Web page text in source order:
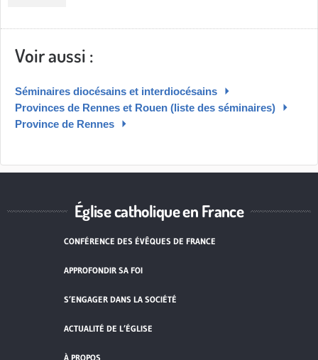
Voir aussi :
Séminaires diocésains et interdiocésains
Provinces de Rennes et Rouen (liste des séminaires)
Province de Rennes
Église catholique en France
CONFÉRENCE DES ÉVÊQUES DE FRANCE
APPROFONDIR SA FOI
S’ENGAGER DANS LA SOCIÉTÉ
ACTUALITÉ DE L’ÉGLISE
À PROPOS